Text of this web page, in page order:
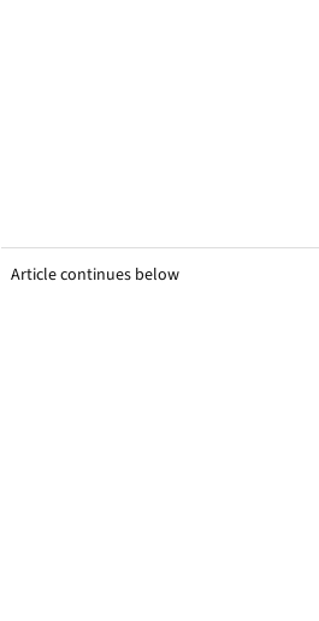
Article continues below